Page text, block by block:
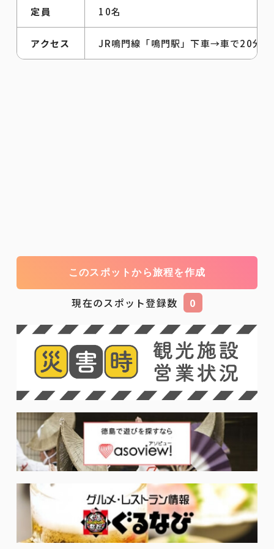
定員 10名
アクセス JR鳴門線「鳴門駅」下車→車で20分
このスポットから旅程を作成
現在のスポット登録数 0